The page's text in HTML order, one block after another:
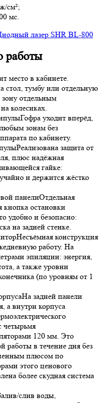
см²;
мс.
работы
место в кабинете.
стол, тумбу или отдельную
зону отдельным
колесиках.
Гофра уходит вперёд,
зонам без
по кабинету.
Реализована защита от
плюс надёжная
гайке:
и держится жёстко
панелиОтдельная
кнопка остановки
удобно и безопасно:
на задней стенке.
Несъёмная конструкция
работу. На
эпиляции: энергия,
а также уровни
(по уровням от 1
На задней панели
а внутри корпуса
четырьмя
120 мм. Это
работы в течение дня без
плюсом по
этого ценового
более скудная система
слив воды,